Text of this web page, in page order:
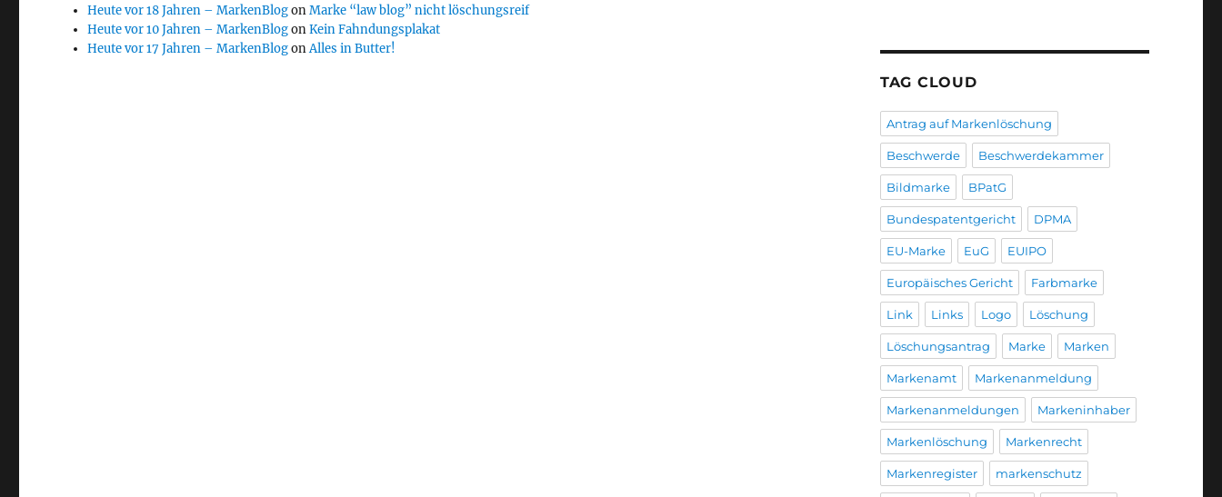
Heute vor 18 Jahren – MarkenBlogonMarke “law blog” nicht löschungsreif
Heute vor 10 Jahren – MarkenBlogonKein Fahndungsplakat
Heute vor 17 Jahren – MarkenBlogonAlles in Butter!
TAG CLOUD
Antrag auf Markenlöschung
Beschwerde Beschwerdekammer
Bildmarke BPatG
Bundespatentgericht DPMA
EU-Marke EuG EUIPO
Europäisches Gericht Farbmarke
Link Links Logo Löschung
Löschungsantrag Marke Marken
Markenamt Markenanmeldung
Markenanmeldungen Markeninhaber
Markenlöschung Markenrecht
Markenregister markenschutz